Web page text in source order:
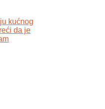
kućnog
da je